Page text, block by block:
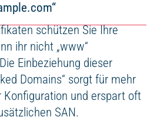
schützen Sie Ihre
ihr nicht „www“
Einbeziehung dieser
Domains“ sorgt für mehr
Konfiguration und erspart oft
SAN.